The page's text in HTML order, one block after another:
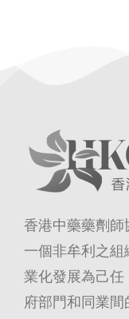
香港中藥藥劑師
一個非牟利之
業化發展為己任
府部門和同業